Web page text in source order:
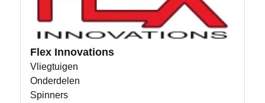
Flex Innovations
Vliegtuigen
Onderdelen
Spinners